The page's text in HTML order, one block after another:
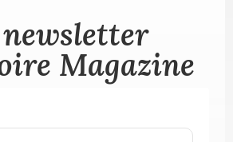
Magazine